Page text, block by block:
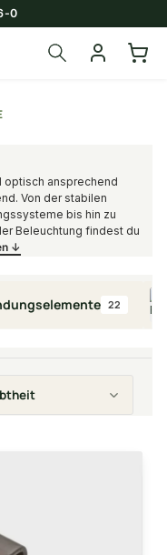
0
optisch ansprechend
Von der stabilen
bis hin zu
Beleuchtung findest du
↓
22